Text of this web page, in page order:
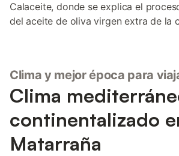
Calaceite, donde se explica el
del aceite de oliva virgen extra de la
Clima y mejor época para
Clima
continentalizado
Matarraña